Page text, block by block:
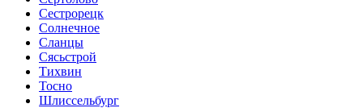
Сестрорецк
Солнечное
Сланцы
Сясьстрой
Тихвин
Тосно
Шлиссельбург